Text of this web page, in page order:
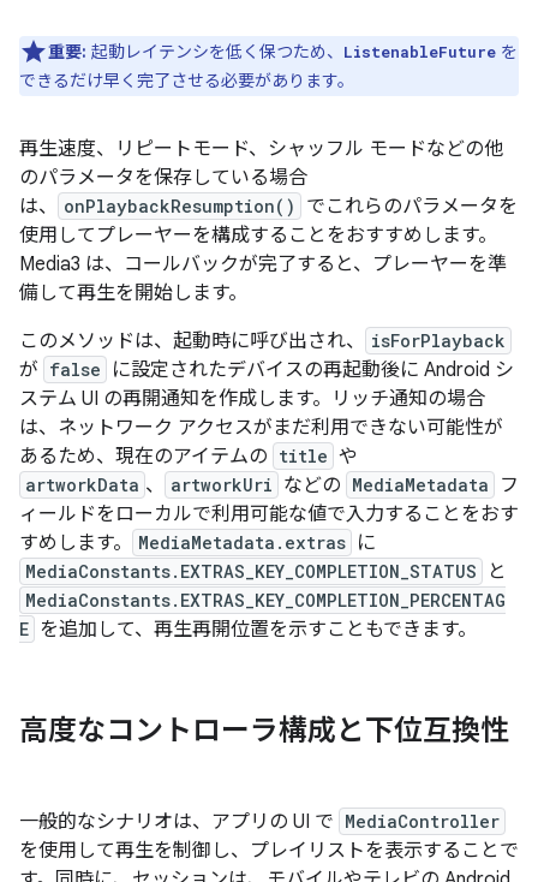
重要: 起動レイテンシを低く保つため、 ListenableFuture を
できるだけ早く完了させる必要があります。
再生速度、リピートモード、シャッフル モードなどの他
のパラメータを保存している場合
は、
onPlaybackResumption()
でこれらのパラメータを
使用してプレーヤーを構成することをおすすめします。
Media3 は、コールバックが完了すると、プレーヤーを準
備して再生を開始します。
このメソッドは、起動時に呼び出され、
isForPlayback
が false
に設定されたデバイスの再起動後に Android シ
ステム UI の再開通知を作成します。リッチ通知の場合
は、ネットワーク アクセスがまだ利用できない可能性が
あるため、現在のアイテムの title や
artworkData 、 artworkUri などの MediaMetadata
フ
ィールドをローカルで利用可能な値で入力することをおす
すめします。
MediaMetadata.extras に
MediaConstants.EXTRAS_KEY_COMPLETION_STATUS と
MediaConstants.EXTRAS_KEY_COMPLETION_PERCENTAG
E を追加して、再生再開位置を示すこともできます。
高度なコントローラ構成と下位互換性
一般的なシナリオは、アプリの UI で MediaController
を使用して再生を制御し、プレイリストを表示することで